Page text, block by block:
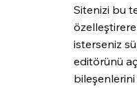
Sitenizi bu
isterseniz
editörünü